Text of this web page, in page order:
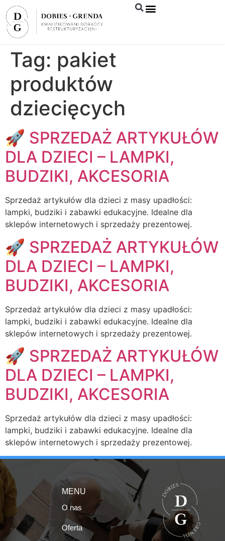
Tag: pakiet
produktów
dziecięcych
🚀 SPRZEDAŻ ARTYKUŁÓW
DLA DZIECI – LAMPKI,
BUDZIKI, AKCESORIA
Sprzedaż artykułów dla dzieci z masy upadłości:
lampki, budziki i zabawki edukacyjne. Idealne dla
sklepów internetowych i sprzedaży prezentowej.
🚀 SPRZEDAŻ ARTYKUŁÓW
DLA DZIECI – LAMPKI,
BUDZIKI, AKCESORIA
Sprzedaż artykułów dla dzieci z masy upadłości:
lampki, budziki i zabawki edukacyjne. Idealne dla
sklepów internetowych i sprzedaży prezentowej.
🚀 SPRZEDAŻ ARTYKUŁÓW
DLA DZIECI – LAMPKI,
BUDZIKI, AKCESORIA
Sprzedaż artykułów dla dzieci z masy upadłości:
lampki, budziki i zabawki edukacyjne. Idealne dla
sklepów internetowych i sprzedaży prezentowej.
MENU
O nas
Oferta